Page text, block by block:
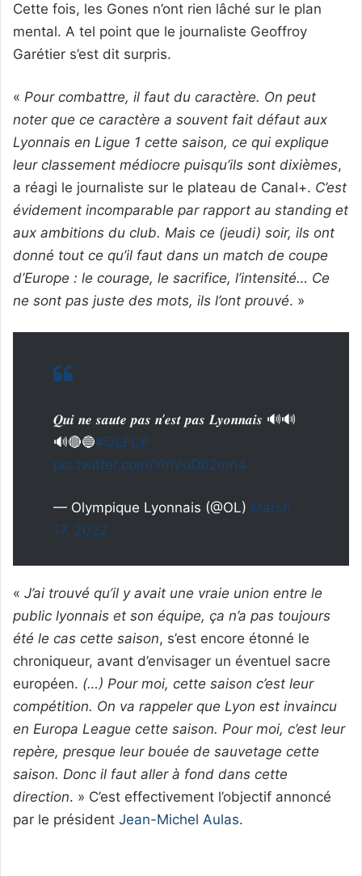
Cette fois, les Gones n’ont rien lâché sur le plan
mental. A tel point que le journaliste Geoffroy
Garétier s’est dit surpris.
« Pour combattre, il faut du caractère. On peut
noter que ce caractère a souvent fait défaut aux
Lyonnais en Ligue 1 cette saison, ce qui explique
leur classement médiocre puisqu’ils sont dixièmes,
a réagi le journaliste sur le plateau de Canal+. C’est
évidement incomparable par rapport au standing et
aux ambitions du club. Mais ce (jeudi) soir, ils ont
donné tout ce qu’il faut dans un match de coupe
d’Europe : le courage, le sacrifice, l’intensité… Ce
ne sont pas juste des mots, ils l’ont prouvé. »
𝑸𝒖𝒊 𝒏𝒆 𝒔𝒂𝒖𝒕𝒆 𝒑𝒂𝒔 𝒏’𝒆𝒔𝒕 𝒑𝒂𝒔 𝑳𝒚𝒐𝒏𝒏𝒂𝒊𝒔 🔊🔊
🔊🔴🔵#OLFCP
pic.twitter.com/YmVuDb2mn4
— Olympique Lyonnais (@OL) March
17, 2022
« J’ai trouvé qu’il y avait une vraie union entre le
public lyonnais et son équipe, ça n’a pas toujours
été le cas cette saison, s’est encore étonné le
chroniqueur, avant d’envisager un éventuel sacre
européen. (…) Pour moi, cette saison c’est leur
compétition. On va rappeler que Lyon est invaincu
en Europa League cette saison. Pour moi, c’est leur
repère, presque leur bouée de sauvetage cette
saison. Donc il faut aller à fond dans cette
direction. » C’est effectivement l’objectif annoncé
par le président Jean-Michel Aulas.